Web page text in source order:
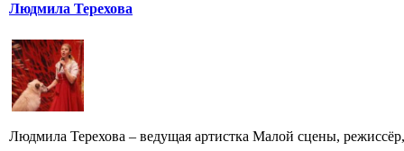
Людмила Терехова
Людмила Терехова – ведущая артистка Малой сцены,